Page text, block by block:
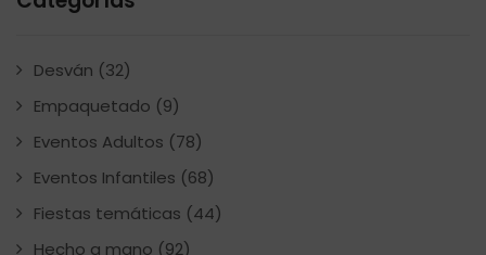
Desván (32)
Empaquetado (9)
Eventos Adultos (78)
Eventos Infantiles (68)
Fiestas temáticas (44)
Hecho a mano (92)